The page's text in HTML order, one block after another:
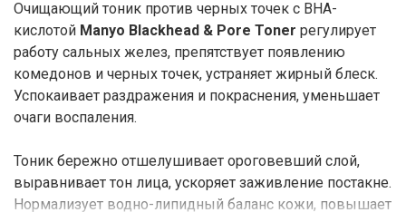
Очищающий тоник против черных точек с BHA-
кислотой Manyo Blackhead & Pore Toner регулирует
работу сальных желез, препятствует появлению
комедонов и черных точек, устраняет жирный блеск.
Успокаивает раздражения и покраснения, уменьшает
очаги воспаления.
Тоник бережно отшелушивает ороговевший слой,
выравнивает тон лица, ускоряет заживление постакне.
Нормализует водно-липидный баланс кожи, повышает